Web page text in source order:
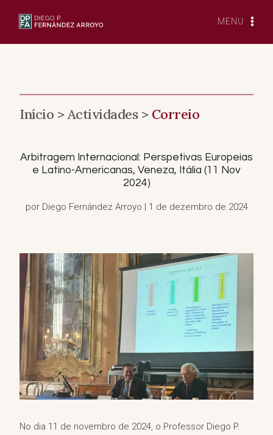
MENU
Início >Actividades > Correio
Arbitragem Internacional: Perspetivas Europeias
e Latino-Americanas, Veneza, Itália (11 Nov
2024)
por Diego Fernández Arroyo | 1 de dezembro de 2024
No dia 11 de novembro de 2024, o Professor Diego P.